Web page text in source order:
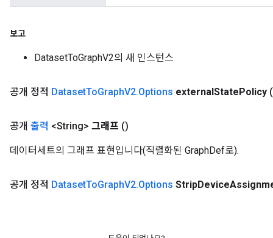
보고
DatasetToGraphV2의 새 인스턴스
공개 정적 DatasetToGraphV2.Options externalStatePolicy
공개 출력 <String> 그래프 ()
데이터세트의 그래프 표현입니다(직렬화된 GraphDef로).
공개 정적 DatasetToGraphV2.Options StripDevice